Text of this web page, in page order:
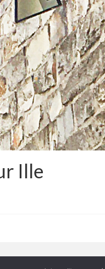
Ille